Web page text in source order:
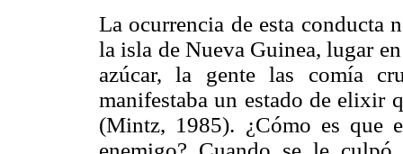
La ocurrencia de esta conducta
la isla de Nueva Guinea, lugar
azúcar, la gente las comía
manifestaba un estado de elixir
(Mintz, 1985). ¿Cómo es que